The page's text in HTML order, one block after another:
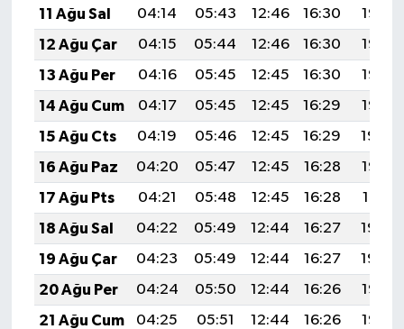
11 Ağu Sal
04:14 05:43 12:46 16:30
19:38
12 Ağu Çar
04:15 05:44 12:46 16:30
19:37
13 Ağu Per
04:16 05:45 12:45 16:30
19:36
14 Ağu Cum
04:17 05:45 12:45 16:29
19:35
15 Ağu Cts
04:19 05:46 12:45 16:29
19:34
16 Ağu Paz
04:20 05:47 12:45 16:28
19:33
17 Ağu Pts
04:21 05:48 12:45 16:28
19:31
18 Ağu Sal
04:22 05:49 12:44 16:27
19:30
19 Ağu Çar
04:23 05:49 12:44 16:27
19:29
20 Ağu Per
04:24 05:50 12:44 16:26
19:28
21 Ağu Cum
04:25 05:51 12:44 16:26
19:26